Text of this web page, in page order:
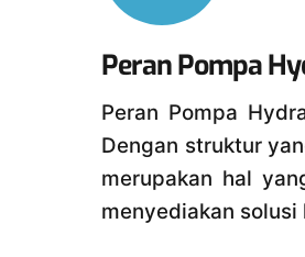
Peran Pompa
Peran Pompa
Dengan struktur
merupakan hal
menyediakan